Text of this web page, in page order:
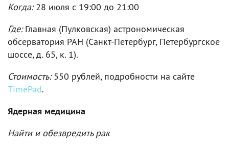
Когда:28 июля c 19:00 до 21:00
Где:Главная (Пулковская) астрономическая
обсерватория РАН (Санкт-Петербург, Петербургское
шоссе, д. 65, к. 1).
Стоимость:550 рублей, подробности на сайте
TimePad.
Ядерная медицина
Найти и обезвредить рак